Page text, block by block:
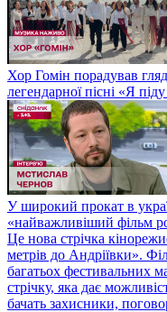
Хор Гомін порадував
легендарної пісні «Я
У широкий прокат в
«найважливіший фільм
Це нова стрічка
метрів до Андріївки».
багатьох фестивальних
стрічку, яка дає
бачать захисники,